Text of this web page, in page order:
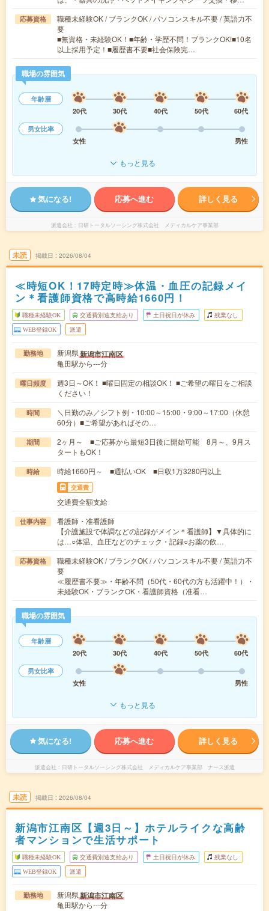
応募資格
職種未経験OK / ブランクOK / パソコンスキル不要 / 英語力不
要
■無資格・未経験OK！■年齢・学歴不問！ブランクOK!■10名
以上採用予定！■履歴書不要■社会保険完…
職場の雰囲気
年齢層
20代
30代 40代 50代
60代
男女比率
女性
男性
もっと見る
気になる! 応募へ進む 詳しく見る
派遣会社 日研トータルソーシング株式会社 メディカルケア事業部
未読 掲載日 2026/08/04
≪時短OK！17時定時≫体温・血圧の記録メイ
ン＊看護師資格で高時給1660円！
職種未経験OK 交通費別途支給あり 土日祝日が休み 残業なし
WEB登録OK 派遣
勤務地 新潟県新潟市江南区
亀田駅から---分
曜日頻度
週3日～OK！ ■曜日固定の相談OK！ ■ご希望の曜日をご相談
ください！
時間
＼日勤のみ／シフト例・10:00～15:00・9:00～17:00（休憩
60分）■ご希望があればその…
期間
2ヶ月～ ■ご応募から最短3日後に開始可能 8月～、9月ス
タートもOK！
時給 時給1660円～ ■週払いOK ■日収1万3280円以上
交通費
交通費全額支給
仕事内容
看護師・准看護師
【介護施設で体調などの記録がメイン＊看護師】▼具体的に
は…○体温、血圧などのチェック・記録○お薬の飲…
応募資格
職種未経験OK / ブランクOK / パソコンスキル不要 / 英語力不
要
≪履歴書不要≫・年齢不問（50代・60代の方も活躍中！）・
未経験OK・ブランクOK・看護師資格（准看…
職場の雰囲気
年齢層
20代
30代 40代 50代
60代
男女比率
女性
男性
もっと見る
気になる! 応募へ進む 詳しく見る
派遣会社 日研トータルソーシング株式会社 メディカルケア事業部 ナース派遣
未読 掲載日 2026/08/04
新潟市江南区【週3日～】ホテルライクな高齢
者マンションで生活サポート
職種未経験OK 交通費別途支給あり 土日祝日が休み 残業なし
WEB登録OK 派遣
勤務地 新潟県新潟市江南区
亀田駅から---分